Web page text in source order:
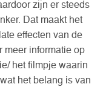
zijn er steeds
Dat maakt het
effecten van de
meer informatie op
het filmpje waarin
het belang is van